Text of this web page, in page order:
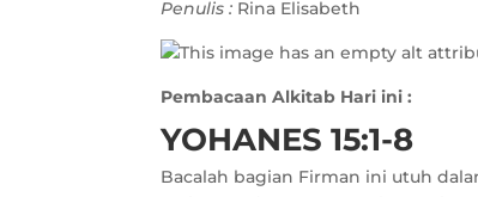
Penulis : Rina Elisabeth
Pembacaan Alkitab Hari ini :
YOHANES 15:1-8
Bacalah bagian Firman ini utuh